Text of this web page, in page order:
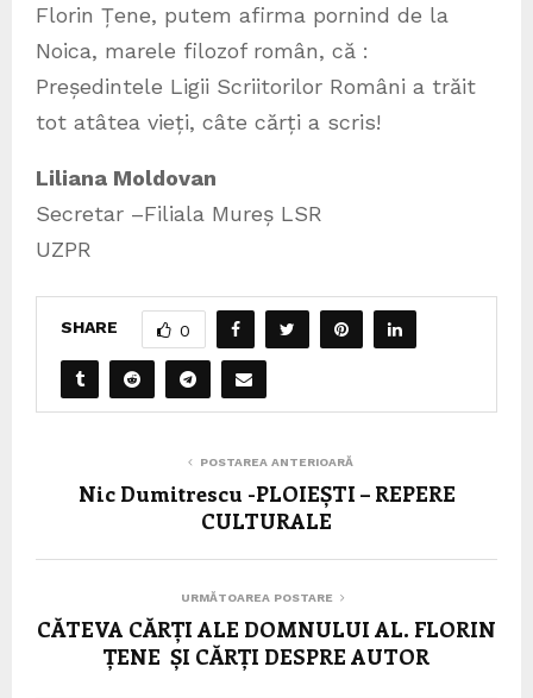
Florin Țene, putem afirma pornind de la
Noica, marele filozof român, că :
Președintele Ligii Scriitorilor Români a trăit
tot atâtea vieți, câte cărți a scris!
Liliana Moldovan
Secretar –Filiala Mureș LSR
UZPR
SHARE 0
POSTAREA ANTERIOARĂ
Nic Dumitrescu -PLOIEȘTI – REPERE
CULTURALE
URMĂTOAREA POSTARE
CĂTEVA CĂRȚI ALE DOMNULUI AL. FLORIN
ȚENE ȘI CĂRȚI DESPRE AUTOR